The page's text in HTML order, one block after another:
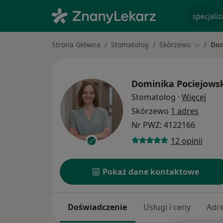
Strona Główna Stomatolog Skórzewo Zmień
Dominika
Stomatolog · Więcej
Skórzewo 1 adres
Nr PWZ: 4122166
12 opinii
Pokaż dane kontaktowe
Doświadczenie Usługi i ceny